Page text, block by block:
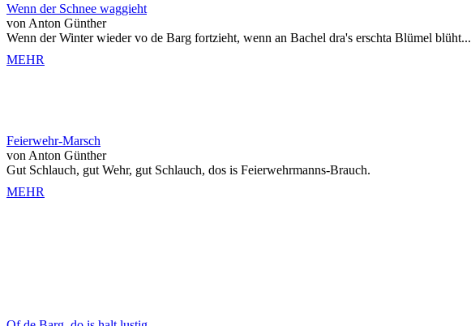
Wenn der Schnee waggieht
von Anton Günther
Wenn der Winter wieder vo de Barg fortzieht, wenn an Bachel dra's erschta Blümel blüht...
MEHR
Feierwehr-Marsch
von Anton Günther
Gut Schlauch, gut Wehr, gut Schlauch, dos is Feierwehrmanns-Brauch.
MEHR